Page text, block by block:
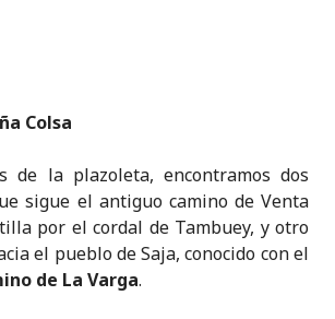
Colsa
de la plazoleta, encontramos dos
sigue el antiguo camino de Venta
por el cordal de Tambuey, y otro
el pueblo de Saja, conocido con el
de La Varga.